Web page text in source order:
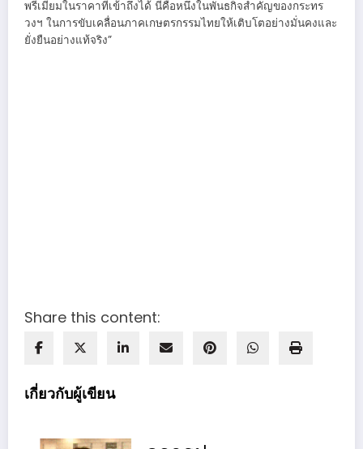
พรีเมียมในราคาที่เข้าถึงได้ นี่คือหนึ่งในพันธกิจสำคัญของกระทร
วงฯ ในการขับเคลื่อนภาคเกษตรกรรมไทยให้เติบโตอย่างมั่นคงและ
ยั่งยืนอย่างแท้จริง”
Share this content:
เกี่ยวกับผู้เขียน